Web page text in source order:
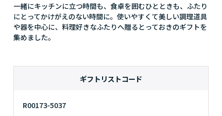
一緒にキッチンに立つ時間も、食卓を囲むひとときも、ふたり
にとってかけがえのない時間に。使いやすくて美しい調理道具
や器を中心に、料理好きなふたりへ贈るとっておきのギフトを
集めました。
ギフトリストコード
R00173-5037